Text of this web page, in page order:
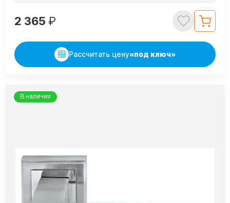
2 365 ₽
Рассчитать цену«под ключ»
В наличии